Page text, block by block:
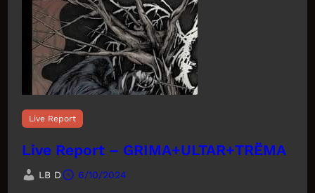
Live Report
Live Report – GRIMA+ULTAR+TRËMA
LB D 6/10/2024